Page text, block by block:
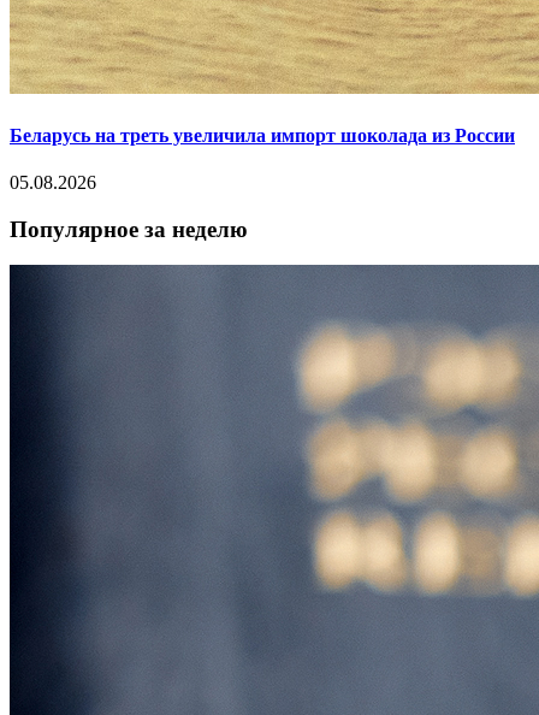
Беларусь на треть увеличила импорт шоколада из России
05.08.2026
Популярное за неделю